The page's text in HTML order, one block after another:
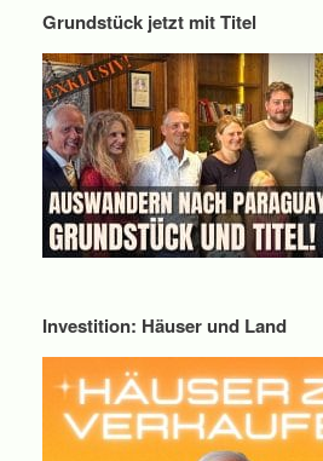
Grundstück jetzt mit Titel
Investition: Häuser und Land